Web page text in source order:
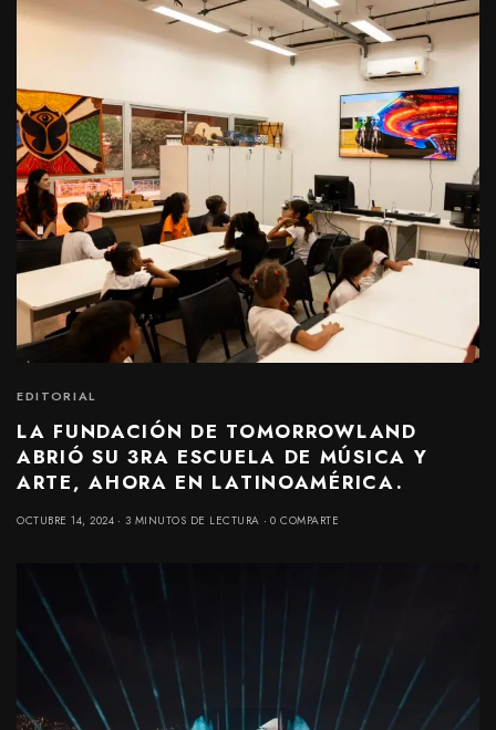
EDITORIAL
LA FUNDACIÓN DE TOMORROWLAND
ABRIÓ SU 3RA ESCUELA DE MÚSICA Y
ARTE, AHORA EN LATINOAMÉRICA.
OCTUBRE 14, 2024 3 MINUTOS DE LECTURA 0 COMPARTE